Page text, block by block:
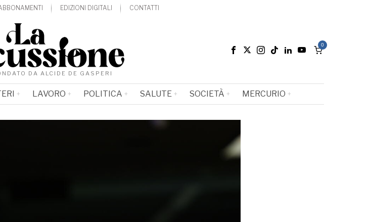
EDIZIONI DIGITALI CONTATTI
DA ALCIDE DE GASPERI
0
LAVORO POLITICA SALUTE SOCIETÀ MERCURIO